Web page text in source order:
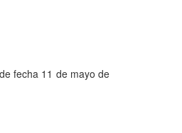
fecha 11 de mayo de